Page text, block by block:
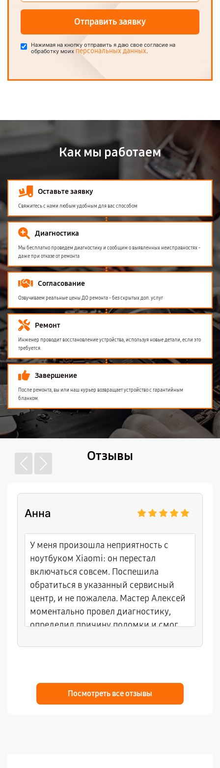
Отправить заявку
Нажимая на кнопку отправить я даю свое согласие на
обработку моих персональных данных.
Как мы работаем
Оставьте заявку
Свяжитесь с нами любым удобным для вас способом
Диагностика
Мы бесплатно проведем диагностику и сообщим о выявленных неисправностях -
даже при отказе от ремонта
Согласование
Озвучиваем реальные цены ДО ремонта - без скрытых доп. услуг
Ремонт
Инженер проводит восстановление устройства, используя новые детали, если это
требуется.
Завершение
После ремонта, вы или наш курьер возвращает устройство с гарантийным
бланком.
Отзывы
Анна
У меня произошла неприятность с
ноутбуком Xiaomi: он перестал
включаться совсем. Поспешила
обратиться в указанный сервисный
центр, и не пожалела. Мастер Алексей
моментально провел диагностику,
определил причину поломки и смог
Посмотреть все отзывы